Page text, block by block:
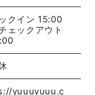
クイン 15:00
ェックアウト
yuuuyuuu.c